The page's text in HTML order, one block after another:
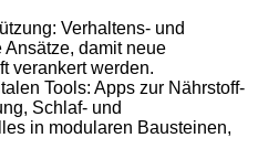
Verhaltens- und
damit neue
verankert werden.
Tools: Apps zur Nährstoff-
Schlaf- und
in modularen Bausteinen,